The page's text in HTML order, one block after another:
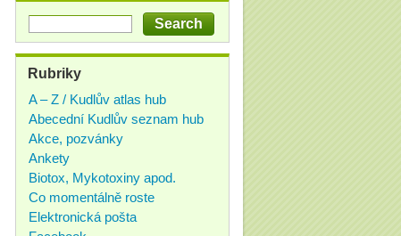
Rubriky
A – Z / Kudlův atlas hub
Abecední Kudlův seznam hub
Akce, pozvánky
Ankety
Biotox, Mykotoxiny apod.
Co momentálně roste
Elektronická pošta